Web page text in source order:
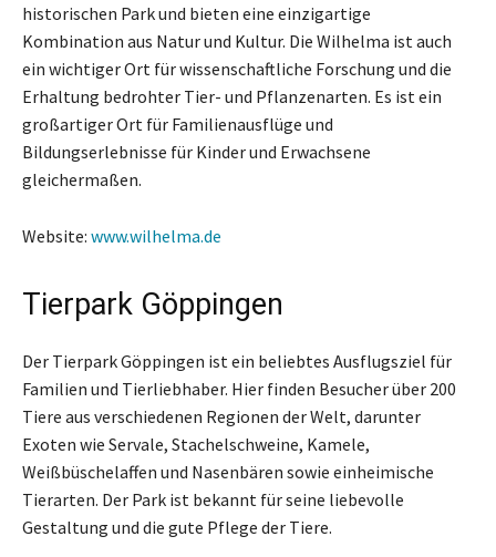
historischen Park und bieten eine einzigartige
Kombination aus Natur und Kultur. Die Wilhelma ist auch
ein wichtiger Ort für wissenschaftliche Forschung und die
Erhaltung bedrohter Tier- und Pflanzenarten. Es ist ein
großartiger Ort für Familienausflüge und
Bildungserlebnisse für Kinder und Erwachsene
gleichermaßen.
Website: www.wilhelma.de
Tierpark Göppingen
Der Tierpark Göppingen ist ein beliebtes Ausflugsziel für
Familien und Tierliebhaber. Hier finden Besucher über 200
Tiere aus verschiedenen Regionen der Welt, darunter
Exoten wie Servale, Stachelschweine, Kamele,
Weißbüschelaffen und Nasenbären sowie einheimische
Tierarten. Der Park ist bekannt für seine liebevolle
Gestaltung und die gute Pflege der Tiere.